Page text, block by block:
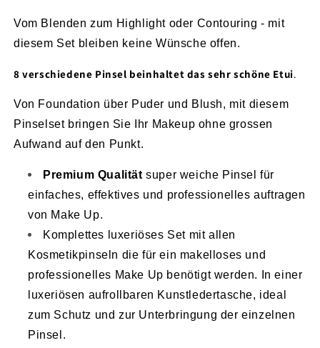
Vom Blenden zum Highlight oder Contouring - mit
diesem Set bleiben keine Wünsche offen.
8 verschiedene Pinsel beinhaltet das sehr schöne Etui.
Von Foundation über Puder und Blush, mit diesem
Pinselset bringen Sie Ihr Makeup ohne grossen
Aufwand auf den Punkt.
Premium Qualität super weiche Pinsel für
einfaches, effektives und professionelles auftragen
von Make Up.
Komplettes luxeriöses Set mit allen
Kosmetikpinseln die für ein makelloses und
professionelles Make Up benötigt werden. In einer
luxeriösen aufrollbaren Kunstledertasche, ideal
zum Schutz und zur Unterbringung der einzelnen
Pinsel.